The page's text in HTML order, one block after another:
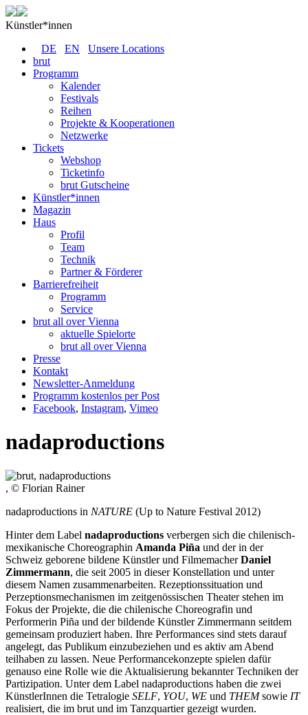
Künstler*innen
DE
EN
Unsere Locations
brut
Programm
Kalender
Festivals
Reihen
Projekte & Kooperationen
Netzwerke
Tickets
Webshop
Ticketinfo
brut Gutscheine
Künstler*innen
Magazin
Haus
Profil
Team
Technik
Partner & Förderer
Barrierefreiheit
Programm
Service
brut all over Vienna
aktuelle Spielorte
brut all over Vienna
Presse
Kontakt
Newsletter-Anmeldung
Programm kostenlos per Post
Facebook, Instagram, Vimeo
nadaproductions
, © Florian Rainer
nadaproductions in NATURE (Up to Nature Festival 2012)
Hinter dem Label nadaproductions verbergen sich die chilenisch-
mexikanische Choreographin Amanda Piña und der in der
Schweiz geborene bildene Künstler und FilmemacherDaniel
Zimmermann, die seit 2005 in dieser Konstellation und unter
diesem Namen zusammenarbeiten. Rezeptionssituation und
Perzeptionsmechanismen im zeitgenössischen Theater stehen im
Fokus der Projekte, die die chilenische Choreografin und
Performerin Piña und der bildende Künstler Zimmermann seitdem
gemeinsam produziert haben. Ihre Performances sind stets darauf
angelegt, das Publikum einzubeziehen und es aktiv am Abend
teilhaben zu lassen. Neue Performancekonzepte spielen dafür
genauso eine Rolle wie die Aktualisierung bekannter Techniken der
Partizipation. Unter dem Label nadaproductions haben die zwei
KünstlerInnen die Tetralogie SELF, YOU, WE und THEMsowie IT
realisiert, die im brut und im Tanzquartier gezeigt wurden.